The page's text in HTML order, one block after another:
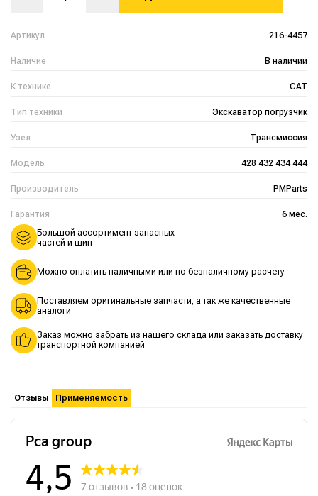
Артикул 216-4457
Наличие В наличии
К технике CAT
Тип техники Экскаватор погрузчик
Узел Трансмиссия
Модель 428 432 434 444
Производитель PMParts
Гарантия 6 мес.
Большой ассортимент запасных
частей и шин
Можно оплатить наличными или по безналичному расчету
Поставляем оригинальные запчасти, а так же качественные
аналоги
Заказ можно забрать из нашего склада или заказать доставку
транспортной компанией
Отзывы Применяемость